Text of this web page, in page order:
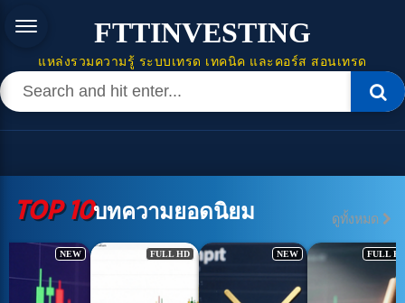
FTTINVESTING
แหล่งรวมความรู้ ระบบเทรด เทคนิค และคอร์ส สอนเทรด
TOP 10บทความยอดนิยม ดูทั้งหมด
FULL HD NEW FULL HD HOT